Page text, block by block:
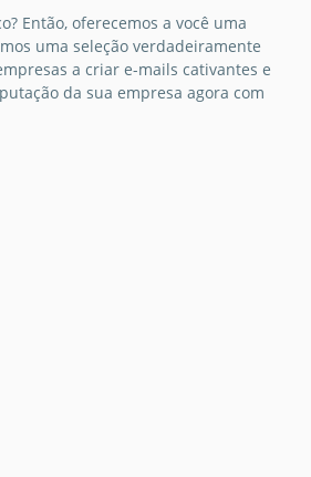
Então, oferecemos a você uma
uma seleção verdadeiramente
a criar e-mails cativantes e
da sua empresa agora com